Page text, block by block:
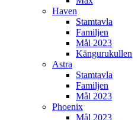
Haven
Stamtavla
Familjen
Mål 2023
Kängurukullen
Astra
Stamtavla
Familjen
Mål 2023
Phoenix
Mål 2023